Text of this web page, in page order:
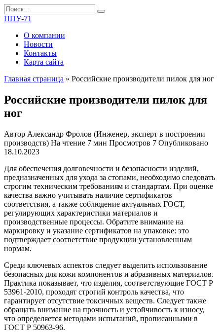
Перейти
к
Search
for:
ППУ-71
О компании
Новости
Контакты
Карта сайта
Главная страница » Российские производители пилок для ног
Российские производители пилок для
ног
Автор Александр Фролов (Инженер, эксперт в построении
производств) На чтение 7 мин Просмотров 7 Опубликовано
18.10.2023
Для обеспечения долговечности и безопасности изделий,
предназначенных для ухода за стопами, необходимо следовать
строгим техническим требованиям и стандартам. При оценке
качества важно учитывать наличие сертификатов
соответствия, а также соблюдение актуальных ГОСТ,
регулирующих характеристики материалов и
производственные процессы. Обратите внимание на
маркировку и указание сертификатов на упаковке: это
подтверждает соответствие продукции установленным
нормам.
Среди ключевых аспектов следует выделить использование
безопасных для кожи компонентов и абразивных материалов.
Практика показывает, что изделия, соответствующие ГОСТ Р
53961-2010, проходят строгий контроль качества, что
гарантирует отсутствие токсичных веществ. Следует также
обращать внимание на прочность и устойчивость к износу,
что определяется методами испытаний, прописанными в
ГОСТ Р 50963-96.